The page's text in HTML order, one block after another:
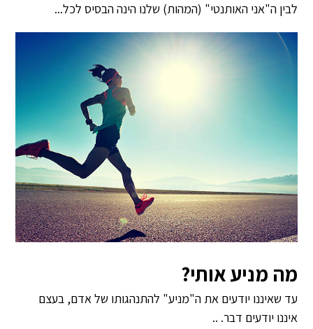
לבין ה"אני האותנטי" (המהות) שלנו הינה הבסיס לכל...
מה מניע אותי?
עד שאיננו יודעים את ה"מניע" להתנהגותו של אדם, בעצם
איננו יודעים דבר. ..